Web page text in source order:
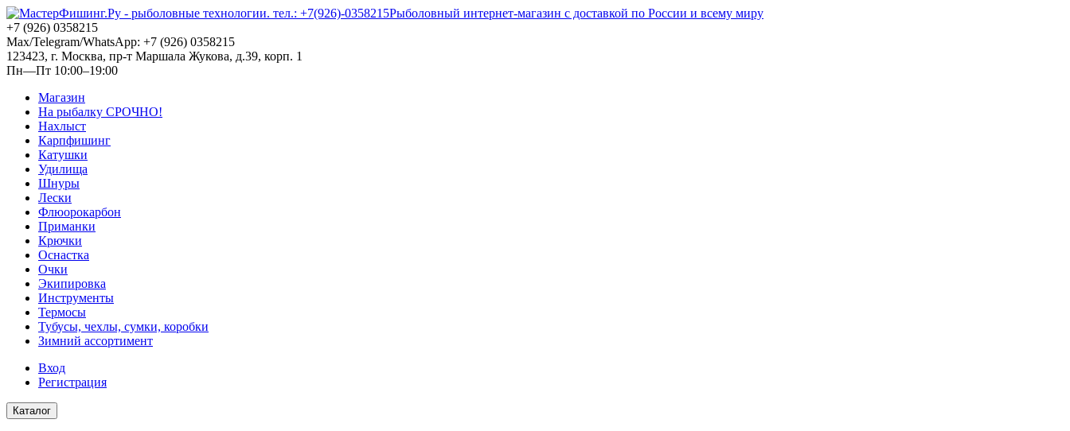
Рыболовный интернет-магазин с доставкой по России и всему миру
+7 (926) 0358215
Max/Telegram/WhatsApp: +7 (926) 0358215
123423, г. Москва, пр-т Маршала Жукова, д.39, корп. 1
Пн—Пт 10:00–19:00
Магазин
На рыбалку СРОЧНО!
Нахлыст
Карпфишинг
Катушки
Удилища
Шнуры
Лески
Флюорокарбон
Приманки
Крючки
Оснастка
Очки
Экипировка
Инструменты
Термосы
Тубусы, чехлы, сумки, коробки
Зимний ассортимент
Вход
Регистрация
Каталог